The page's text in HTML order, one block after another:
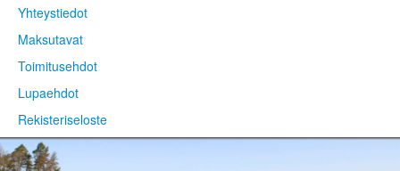
Yhteystiedot
Maksutavat
Toimitusehdot
Lupaehdot
Rekisteriseloste